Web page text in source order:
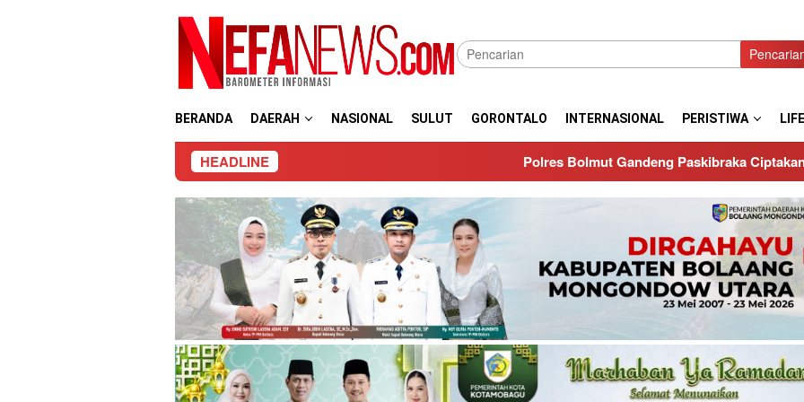
BERANDA DAERAH NASIONAL SULUT GORONTALO INTERNASIONAL PERISTIWA
HEADLINE Polres Bolmut Gandeng Paskibraka Ciptakan Generasi Muda yang